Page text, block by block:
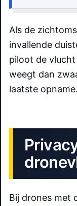
Als de
invallende
piloot de
weegt dan
laatste opname.
Bij drones met